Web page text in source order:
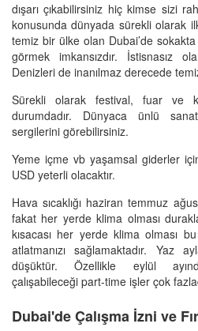
dışarı çıkabilirsiniz hiç kimse sizi
konusunda dünyada sürekli olarak
temiz bir ülke olan Dubai’de
görmek imkansızdır. İstisnasız
Denizleri de inanılmaz derecede
Sürekli olarak festival, fuar ve
durumdadır. Dünyaca ünlü
sergilerini görebilirsiniz.
Yeme içme vb yaşamsal giderler
USD yeterli olacaktır.
Hava sıcaklığı haziran temmuz
fakat her yerde klima olması
kısacası her yerde klima olması
atlatmanızı sağlamaktadır. Yaz
düşüktür. Özellikle eylül
çalışabileceği part-time işler çok
Dubai'de Çalışma İzni ve